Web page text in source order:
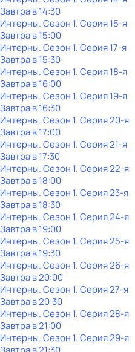
Завтра в 14:30
Интерны. Сезон 1. Серия 15-я
Завтра в 15:00
Интерны. Сезон 1. Серия 17-я
Завтра в 15:30
Интерны. Сезон 1. Серия 18-я
Завтра в 16:00
Интерны. Сезон 1. Серия 19-я
Завтра в 16:30
Интерны. Сезон 1. Серия 20-я
Завтра в 17:00
Интерны. Сезон 1. Серия 21-я
Завтра в 17:30
Интерны. Сезон 1. Серия 22-я
Завтра в 18:00
Интерны. Сезон 1. Серия 23-я
Завтра в 18:30
Интерны. Сезон 1. Серия 24-я
Завтра в 19:00
Интерны. Сезон 1. Серия 25-я
Завтра в 19:30
Интерны. Сезон 1. Серия 26-я
Завтра в 20:00
Интерны. Сезон 1. Серия 27-я
Завтра в 20:30
Интерны. Сезон 1. Серия 28-я
Завтра в 21:00
Интерны. Сезон 1. Серия 29-я